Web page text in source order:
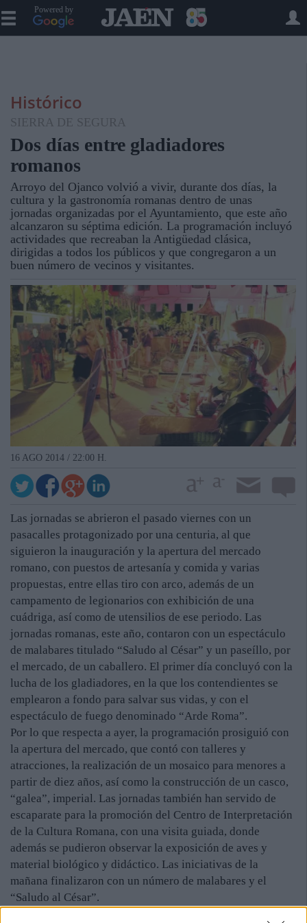
Powered by
Histórico
SIERRA DE SEGURA
Dos días entre gladiadores
romanos
Arroyo del Ojanco volvió a vivir, durante dos días, la
cultura y la gastronomía romanas dentro de unas
jornadas organizadas por el Ayuntamiento, que este año
alcanzaron su séptima edición. La programación incluyó
actividades que recreaban la Antigüedad clásica,
dirigidas a todos los públicos y que congregaron a un
buen número de vecinos y visitantes.
16 AGO 2014 / 22:00 H.
Las jornadas se abrieron el pasado viernes con un
pasacalles protagonizado por una centuria, al que
siguieron la inauguración y la apertura del mercado
romano, con puestos de artesanía y comida y varias
propuestas, entre ellas tiro con arco, además de un
campamento de legionarios con exhibición de una
cuádriga, así como de utensilios de ese periodo. Las
jornadas romanas, este año, contaron con un espectáculo
de malabares titulado “Saludo al César” y un paseíllo, por
el mercado, de un caballero. El primer día concluyó con la
lucha de los gladiadores, en la que los contendientes se
emplearon a fondo para salvar sus vidas, y con el
espectáculo de fuego denominado “Arde Roma”.
Por lo que respecta a ayer, la programación prosiguió con
la apertura del mercado, que contó con talleres y
atracciones, la realización de un mosaico para menores a
partir de diez años, así como la construcción de un casco,
“galea”, imperial. Las jornadas también han servido de
escaparate para la promoción del Centro de Interpretación
de la Cultura Romana, con una visita guiada, donde
además se pudieron observar la exposición de aves y
material biológico y didáctico. Las iniciativas de la
mañana finalizaron con un número de malabares y el
“Saludo al César”.